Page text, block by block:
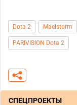
Dota 2 Maelstorm
PARIVISION Dota 2
СПЕЦПРОЕКТЫ